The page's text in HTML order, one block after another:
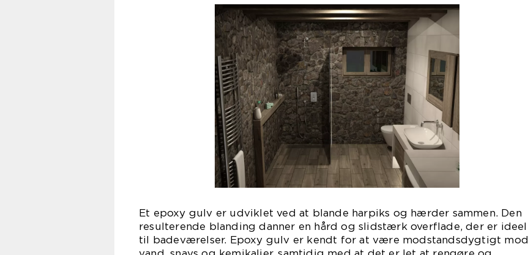
Et epoxy gulv er udviklet ved at blande harpiks og hærder sammen. Den
resulterende blanding danner en hård og slidstærk overflade, der er ideel
til badeværelser. Epoxy gulv er kendt for at være modstandsdygtigt mod